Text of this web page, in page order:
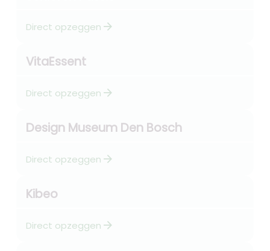
Direct opzeggen arrow_forward
VitaEssent
Direct opzeggen arrow_forward
Design Museum Den Bosch
Direct opzeggen arrow_forward
Kibeo
Direct opzeggen arrow_forward